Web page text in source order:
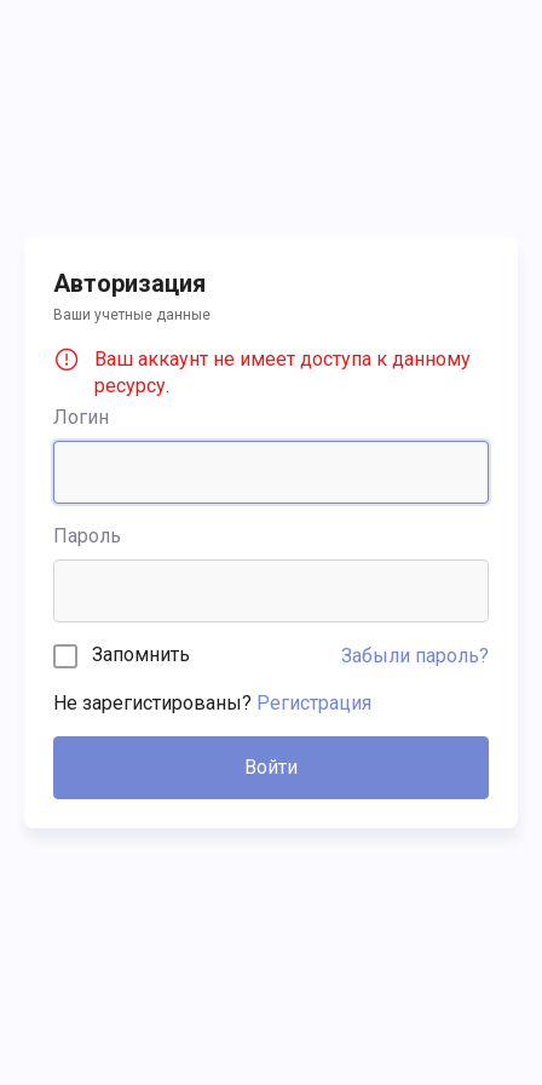
Авторизация
Ваши учетные данные
Ваш аккаунт не имеет доступа к данному
ресурсу.
Логин
Пароль
Запомнить Забыли пароль?
Не зарегистированы? Регистрация